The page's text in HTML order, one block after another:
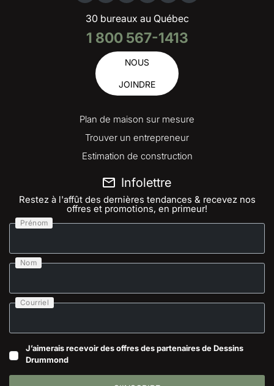
30 bureaux au Québec
1 800 567-1413
NOUS
JOINDRE
Plan de maison sur mesure
Trouver un entrepreneur
Estimation de construction
Infolettre
Restez à l'affût des dernières tendances & recevez nos
offres et promotions, en primeur!
Prénom
Nom
Courriel
J’aimerais recevoir des offres des partenaires de Dessins
Drummond